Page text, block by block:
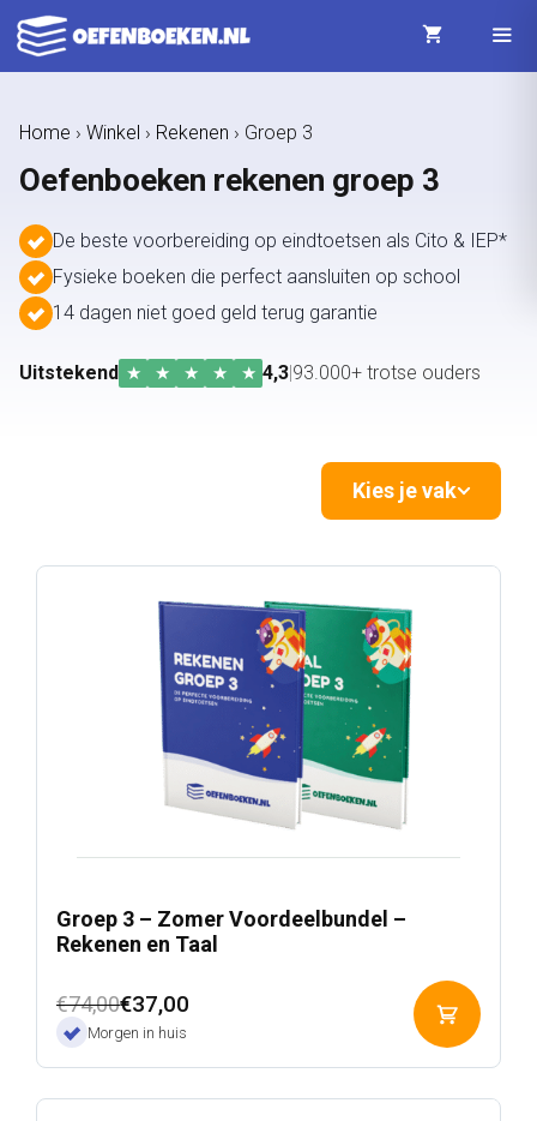
Ga
naar
Home › Winkel › Rekenen › Groep 3
Oefenboeken rekenen groep 3
De beste voorbereiding op eindtoetsen als Cito & IEP*
Fysieke boeken die perfect aansluiten op school
14 dagen niet goed geld terug garantie
Uitstekend ★ ★ ★ ★ ★ 4,3|93.000+ trotse ouders
Kies je vak
Groep 3 – Zomer Voordeelbundel –
Rekenen en Taal
€74,00
Oorspronkelijke
prijs
€74,00.
€37,00
Huidige
prijs
€37,00.
Morgen in huis
aan